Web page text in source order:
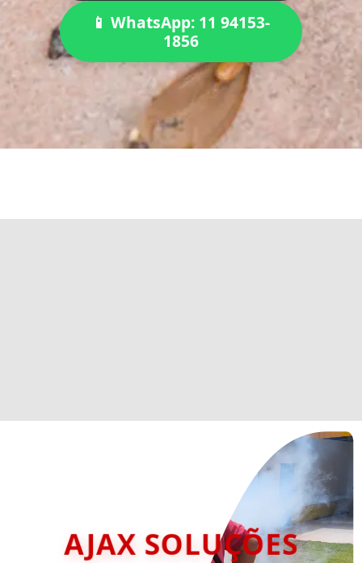
📱 WhatsApp: 11 94153-
1856
AJAX SOLUÇÕES